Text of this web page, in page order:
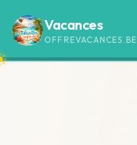
Vacances
OFFREVACANCES.BE